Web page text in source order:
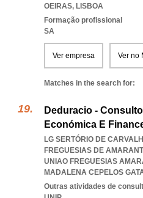
OEIRAS, LISBOA
Formação profissional
SA
Ver empresa Ver no
Matches in the search for:
Deduracio -
Económica E
LG SERTÓRIO DE
FREGUESIAS DE
UNIAO FREGUESIAS
MADALENA CEPELOS
Outras atividades de